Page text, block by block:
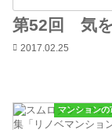
第52回 気
2017.02.25
マンションの